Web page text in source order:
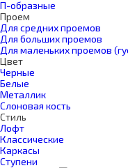
П-образные
Проем
Для средних проемов
Для больших проемов
Для маленьких проемов
Цвет
Черные
Белые
Металлик
Слоновая кость
Стиль
Лофт
Классические
Каркасы
Ступени